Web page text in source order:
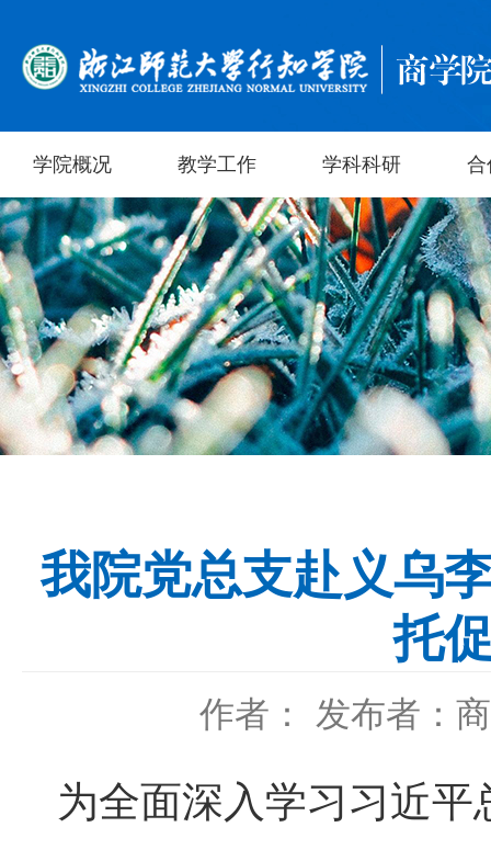
学院概况 教学工作 学科科研 合
我院党总支赴义乌
托
作者： 发布者：
为全面深入学习习近